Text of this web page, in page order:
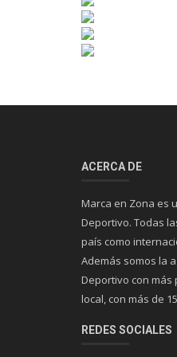
ACERCA DE
Marca en Zona es
Deportivo. Todas
país como
Además somos la
Deportivo con más
local, con más de
REDES SOCIALES